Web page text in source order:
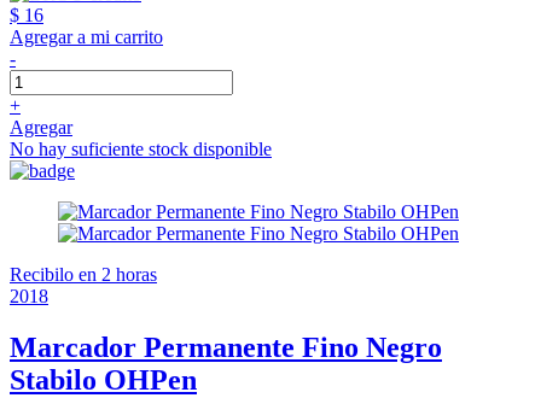
$ 16
Agregar a mi carrito
-
+
Agregar
No hay suficiente stock disponible
Recibilo en 2 horas
2018
Marcador Permanente Fino Negro
Stabilo OHPen